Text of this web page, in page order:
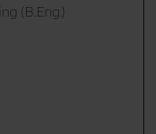
(B.Eng.)